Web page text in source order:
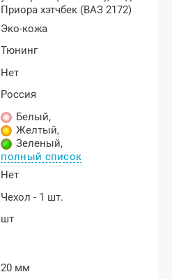
Приора хэтчбек (ВАЗ 2172)
Эко-кожа
Тюнинг
Нет
Россия
Белый,
Желтый,
Зеленый,
полный список
Нет
Чехол - 1 шт.
шт
20 мм